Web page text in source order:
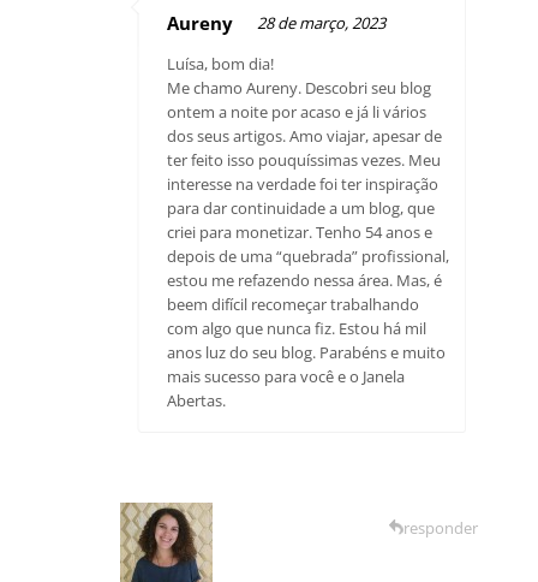
Aureny
28 de março, 2023
Luísa, bom dia!
Me chamo Aureny. Descobri seu blog
ontem a noite por acaso e já li vários
dos seus artigos. Amo viajar, apesar de
ter feito isso pouquíssimas vezes. Meu
interesse na verdade foi ter inspiração
para dar continuidade a um blog, que
criei para monetizar. Tenho 54 anos e
depois de uma “quebrada” profissional,
estou me refazendo nessa área. Mas, é
beem difícil recomeçar trabalhando
com algo que nunca fiz. Estou há mil
anos luz do seu blog. Parabéns e muito
mais sucesso para você e o Janela
Abertas.
responder